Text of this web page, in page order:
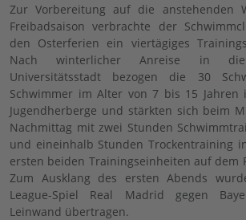
Zur Vorbereitung auf die anstehenden
Freibadsaison verbrachte der
den Osterferien ein viertägiges
Nach winterlicher Anreise in die
Universitätsstadt bezogen die 30
Schwimmer im Alter von 7 bis 15
Jugendherberge und stärkten sich beim
Nachmittag mit zwei Stunden
und eineinhalb Stunden Trockentraining
ersten beiden Trainingseinheiten auf dem
Zum Ausklang des ersten Abends
League-Spiel Real Madrid gegen
Leinwand übertragen.